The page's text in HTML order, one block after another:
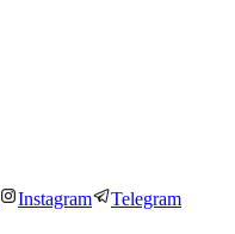
Instagram Telegram